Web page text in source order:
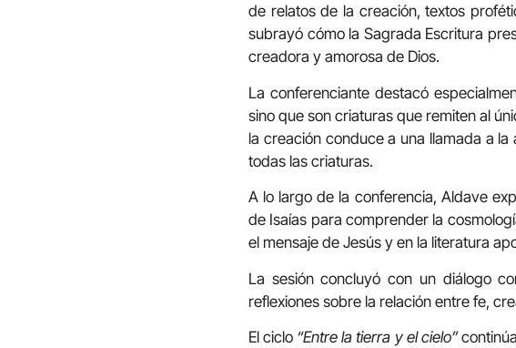
de relatos de la creación, textos
subrayó cómo la Sagrada Escritura
creadora y amorosa de Dios.
La conferenciante destacó
sino que son criaturas que remiten al
la creación conduce a una llamada a
todas las criaturas.
A lo largo de la conferencia, Aldave
de Isaías para comprender la
el mensaje de Jesús y en la literatura
La sesión concluyó con un diálogo
reflexiones sobre la relación entre fe,
El ciclo “Entre la tierra y el cielo”